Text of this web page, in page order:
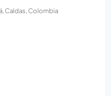
Caldas, Colombia